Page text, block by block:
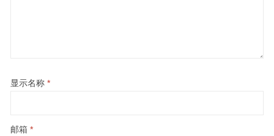
显示名称 *
邮箱 *